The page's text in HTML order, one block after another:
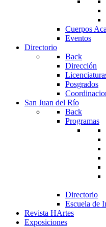
Cuerpos
Eventos
Directorio
Back
Dirección
Posgrados
San Juan del Río
Back
Programas
Directorio
Escuela de
Revista HArtes
Exposiciones